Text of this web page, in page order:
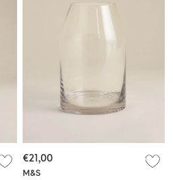
M&S
€21,00